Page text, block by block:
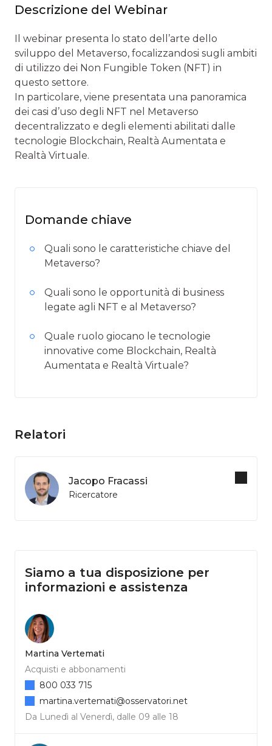
Descrizione del Webinar
Il webinar presenta lo stato dell’arte dello
sviluppo del Metaverso, focalizzandosi sugli ambiti
di utilizzo dei Non Fungible Token (NFT) in
questo settore.
In particolare, viene presentata una panoramica
dei casi d’uso degli NFT nel Metaverso
decentralizzato e degli elementi abilitati dalle
tecnologie Blockchain, Realtà Aumentata e
Realtà Virtuale.
Domande chiave
Quali sono le caratteristiche chiave del
Metaverso?
Quali sono le opportunità di business
legate agli NFT e al Metaverso?
Quale ruolo giocano le tecnologie
innovative come Blockchain, Realtà
Aumentata e Realtà Virtuale?
Relatori
Jacopo Fracassi
Ricercatore
Siamo a tua disposizione per
informazioni e assistenza
Martina Vertemati
Acquisti e abbonamenti
Da Lunedì al Venerdì, dalle 09 alle 18
800 033 715
martina.vertemati@osservatori.net